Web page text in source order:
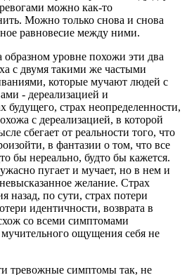
можно как-то
Можно только снова и снова
равновесие между ними.
уровне похожи эти два
с двумя такими же частыми
которые мучают людей с
- дереализацией и
будущего, страх неопределенности,
с дереализацией, в которой
сбегает от реальности того, что
в фантазии о том, что все
бы нереально, будто бы кажется.
пугает и мучает, но в нем и
желание. Страх
назад, по сути, страх потери
идентичности, возврата в
со всеми симптомами
мучительного ощущения себя не
тревожные симптомы так, не